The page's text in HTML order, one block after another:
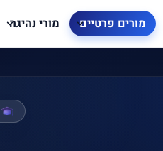
מורים פרטיים מורי נהיגה